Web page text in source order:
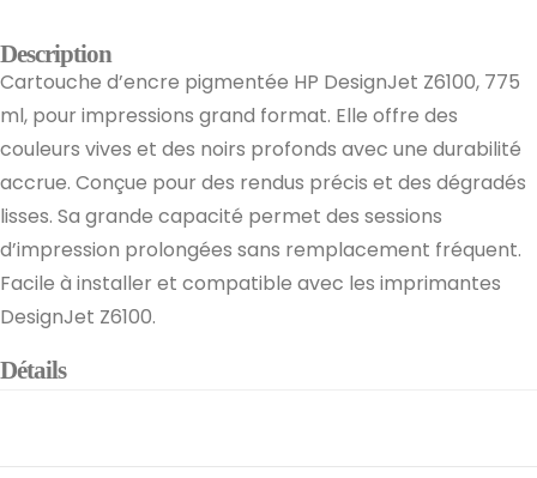
Description
Cartouche d’encre pigmentée HP DesignJet Z6100, 775
ml, pour impressions grand format. Elle offre des
couleurs vives et des noirs profonds avec une durabilité
accrue. Conçue pour des rendus précis et des dégradés
lisses. Sa grande capacité permet des sessions
d’impression prolongées sans remplacement fréquent.
Facile à installer et compatible avec les imprimantes
DesignJet Z6100.
Détails